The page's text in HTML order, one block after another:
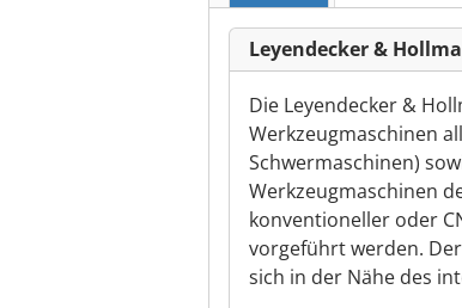
Leyendecker &
Die Leyendecker &
Werkzeugmaschinen
Schwermaschinen)
Werkzeugmaschinen
konventioneller oder
vorgeführt werden.
sich in der Nähe des